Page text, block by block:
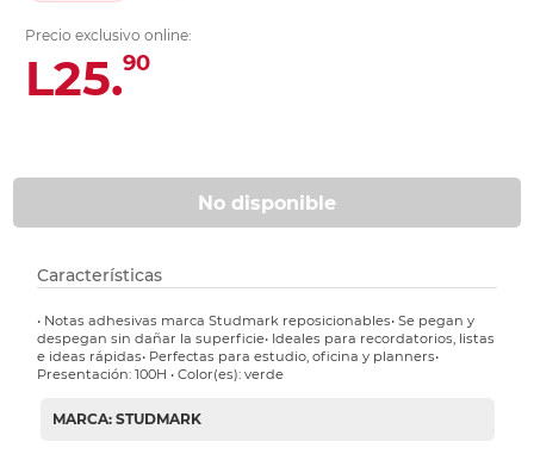
Precio exclusivo online:
L25.90
No disponible
Características
• Notas adhesivas marca Studmark reposicionables• Se pegan y
despegan sin dañar la superficie• Ideales para recordatorios, listas
e ideas rápidas• Perfectas para estudio, oficina y planners•
Presentación: 100H • Color(es): verde
MARCA: STUDMARK